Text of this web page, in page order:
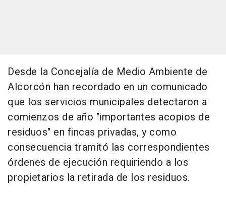
Desde la Concejalía de Medio Ambiente de
Alcorcón han recordado en un comunicado
que los servicios municipales detectaron a
comienzos de año "importantes acopios de
residuos" en fincas privadas, y como
consecuencia tramitó las correspondientes
órdenes de ejecución requiriendo a los
propietarios la retirada de los residuos.